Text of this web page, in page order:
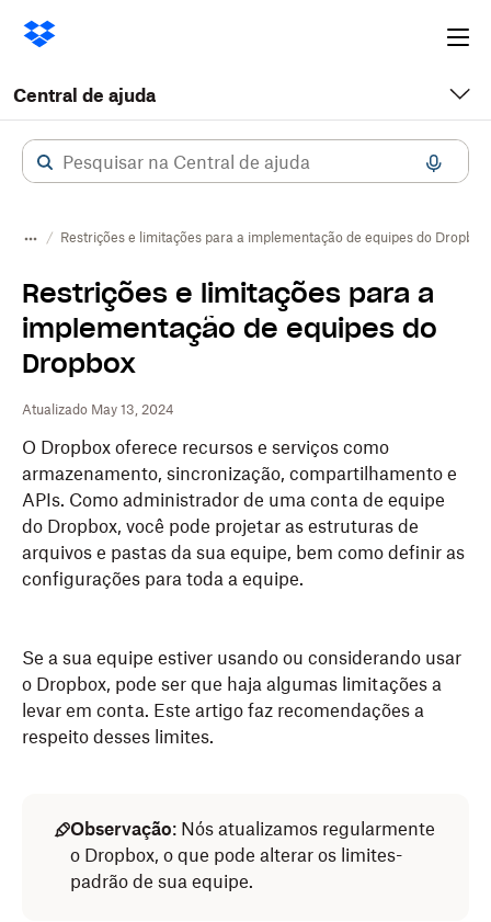
Central de ajuda
Restrições e limitações para a implementação de equipes do Dropbox
Restrições e limitações para a
implementação de equipes do
Dropbox
Atualizado May 13, 2024
O Dropbox oferece recursos e serviços como
armazenamento, sincronização, compartilhamento e
APIs. Como administrador de uma conta de equipe
do Dropbox, você pode projetar as estruturas de
arquivos e pastas da sua equipe, bem como definir as
configurações para toda a equipe.
Se a sua equipe estiver usando ou considerando usar
o Dropbox, pode ser que haja algumas limitações a
levar em conta. Este artigo faz recomendações a
respeito desses limites.
Observação: Nós atualizamos regularmente
o Dropbox, o que pode alterar os limites-
padrão de sua equipe.